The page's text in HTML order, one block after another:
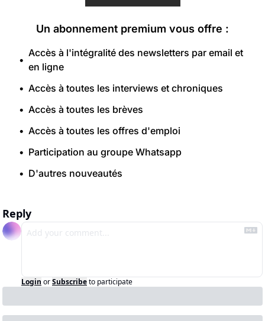
Un abonnement premium vous offre :
Accès à l'intégralité des newsletters par email et
en ligne
Accès à toutes les interviews et chroniques
Accès à toutes les brèves
Accès à toutes les offres d'emploi
Participation au groupe Whatsapp
D'autres nouveautés
Reply
Login orSubscribeto participate